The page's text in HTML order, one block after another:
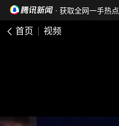
· 获取全网一手热点
首页 视频